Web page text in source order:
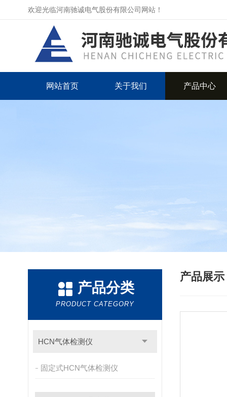
欢迎光临河南驰诚电气股份有限公司网站！
网站首页 关于我们 产品中心
产品分类
PRODUCT CATEGORY
HCN气体检测仪
固定式HCN气体检测仪
产品展示